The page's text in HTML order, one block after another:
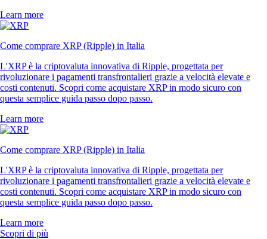
Learn more
Come comprare XRP (Ripple) in Italia
L'XRP è la criptovaluta innovativa di Ripple, progettata per
rivoluzionare i pagamenti transfrontalieri grazie a velocità elevate e
costi contenuti. Scopri come acquistare XRP in modo sicuro con
questa semplice guida passo dopo passo.
Learn more
Come comprare XRP (Ripple) in Italia
L'XRP è la criptovaluta innovativa di Ripple, progettata per
rivoluzionare i pagamenti transfrontalieri grazie a velocità elevate e
costi contenuti. Scopri come acquistare XRP in modo sicuro con
questa semplice guida passo dopo passo.
Learn more
Scopri di più